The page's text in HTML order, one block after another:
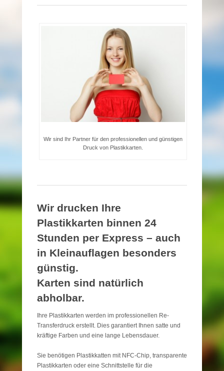
Wir sind Ihr Partner für den professionellen und günstigen
Druck von Plastikkarten.
Wir drucken Ihre
Plastikkarten binnen 24
Stunden per Express – auch
in Kleinauflagen besonders
günstig.
Karten sind natürlich
abholbar.
Ihre Plastikkarten werden im professionellen Re-
Transferdruck erstellt. Dies garantiert Ihnen satte und
kräftige Farben und eine lange Lebensdauer.
Sie benötigen Plastikkatten mit NFC-Chip, transparente
Plastikkarten oder eine Schnittstelle für die